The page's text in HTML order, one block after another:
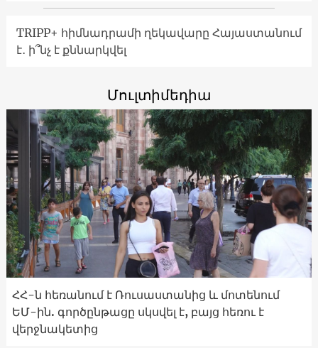
TRIPP+ հիմնադրամի ղեկավարը Հայաստանում
է․ ի՞նչ է քննարկվել
Մուլտիմեդիա
ՀՀ-ն հեռանում է Ռուսաստանից և մոտենում
ԵՄ-ին. գործընթացը սկսվել է, բայց հեռու է
վերջնակետից